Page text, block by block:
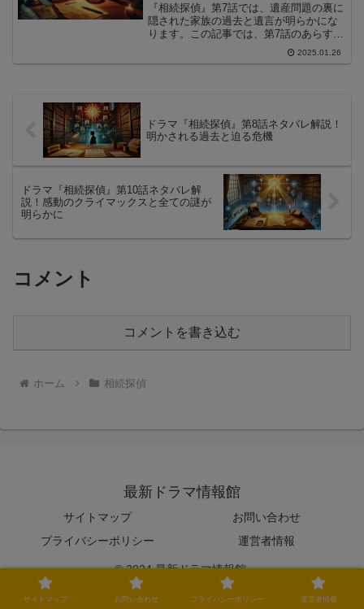
『相続探偵』第7話では、遺産問題の裏に
隠された家族の過去と遺言が明らかにな
ります。この記事では、第7話のあらすじ
や解決の鍵、そして注目ポイントをネタ
バレ解説付きでご紹介します。
2025.01.26
ドラマ『相続探偵』第8話ネタバレ解説！
明かされる過去と迫る危機
ドラマ『相続探偵』第10話ネタバレ解
説！感動のクライマックスと全ての謎が
明らかに
コメント
コメントを書き込む
ホーム 相続探偵
最新ドラマ情報館
サイトマップ
お問い合わせ
プライバシーポリシー
運営者情報
© 2024 最新ドラマ情報館.
サイトマップ お問い合わせ プライバシーポリシー 運営者情報